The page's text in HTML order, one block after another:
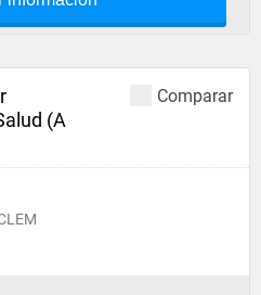
Comparar
(A